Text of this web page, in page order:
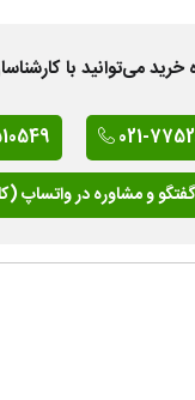
می‌توانید با
021-
گفتگو و مشاوره در واتساپ